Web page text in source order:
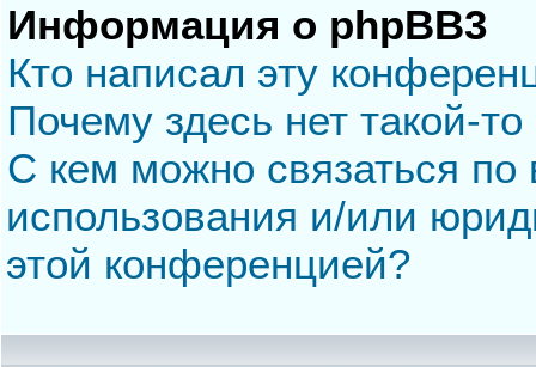
Информация о phpBB3
Кто написал эту
Почему здесь нет такой-
С кем можно связаться по
использования и/или
этой конференцией?